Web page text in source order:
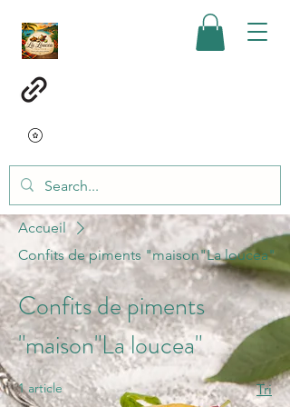
Accueil
Confits de piments "maison"La loucea"
Confits de piments
"maison"La loucea"
1 article Tri